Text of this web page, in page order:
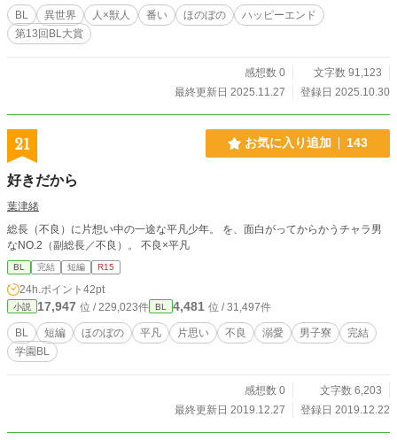
をしていたジョシュアは、デクスターから自身のことを尋ね
られ『過去の記憶を失った』と嘘をつき『ジョアン』と名乗
した日々を送る。そして、自由奔放なデクスターに振り回さ
れながらも、いつしか彼を生涯をかけて支えていきたいと思
BL 異世界 人×獣人 番い ほのぼの
ハッピーエンド
第13回BL大賞
感想数 0
文字数 91,123
最終更新日 2025.11.27
登録日 2025.10.30
21 お気に入り追加 143
好きだから
葉津緒
総長（不良）に片想い中の一途な平凡少年。 を、面白がってからかうチャラ男
なNO.2（副総長／不良）。 不良×平凡
BL 完結 短編 R15
24h.ポイント 42pt
小説 17,947 位 / 229,023件 BL 4,481 位 / 31,497件
BL 短編 ほのぼの 平凡 片思い 不良 溺愛 男子寮
完結
学園BL
感想数 0
文字数 6,203
最終更新日 2019.12.27
登録日 2019.12.22